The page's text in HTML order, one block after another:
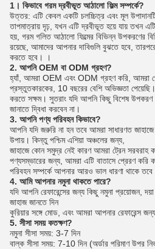
1। কিভাবে গরম দ্রবীভূত আঠালো ফিল্ম সম্পর্কে?
উত্তর: এটি কেবল একটি চলচ্চিত্র এবং মূল
তাপমাত্রায় দৃঢ়, যখন এটি দ্রবীভূত হয়ে যায় তখন
হয়, গরম গলিত আঠালো ফিল্মের বিভিন্ন উপকরণের
রয়েছে, আমাদের আপনার দাবিগুলি বুঝতে হবে,
করতে হবে। ।
2. আপনি OEM বা ODM গ্রহণ?
হ্যাঁ, আমরা OEM এবং ODM গ্রহণ করি, আমরা
প্রস্তুতকারকের, 10 বছরের বেশি অভিজ্ঞতা পেয়েছি।
করতে সক্ষম। সুতরাং যদি আপনি কিছু বিশেষ
জানাতে দ্বিধা করবেন না।
3. আপনি পণ্য পরিবহন কিভাবে?
আপনি যদি জরুরি না হন তবে আমরা সাধারণত
উপায়। কিন্তু পশ্চিম এশিয়া অঞ্চলের জন্য,
জাহাজে কোন সমুদ্র নেই কারণ আমরা ট্রেন সরবরাহ
পণ্যসম্ভারের জন্য, আমরা এটি বাতাসে প্রেরণ
পরিবহন সম্পর্কে আপনার আরও ভাল ধারণা থাকে
4. আমি আপনার নমুনা থাকতে পারে?
যদি আপনি রেফারেন্সের জন্য কিছু নমুনা প্রয়োজন,
জাহাজ জানতে দিন
কুরিয়ার সঙ্গে মোড, এবং আমরা আপনার রেফারেন্স
5. সীসা সময় কতক্ষণ?
নমুনা সীসা সময়: 3-7 দিন
বাল্ক সীসা সময়: 7-10 দিন (অর্ডার পরিমাণ উপর